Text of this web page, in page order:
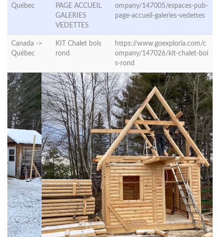
Québec
PAGE ACCUEIL
GALERIES
VEDETTES
ompany/147005/espaces-pub-
page-accueil-galeries-vedettes
Canada ->
Québec
KIT Chalet bois
rond
https://www.goexploria.com/c
ompany/147026/kit-chalet-boi
s-rond